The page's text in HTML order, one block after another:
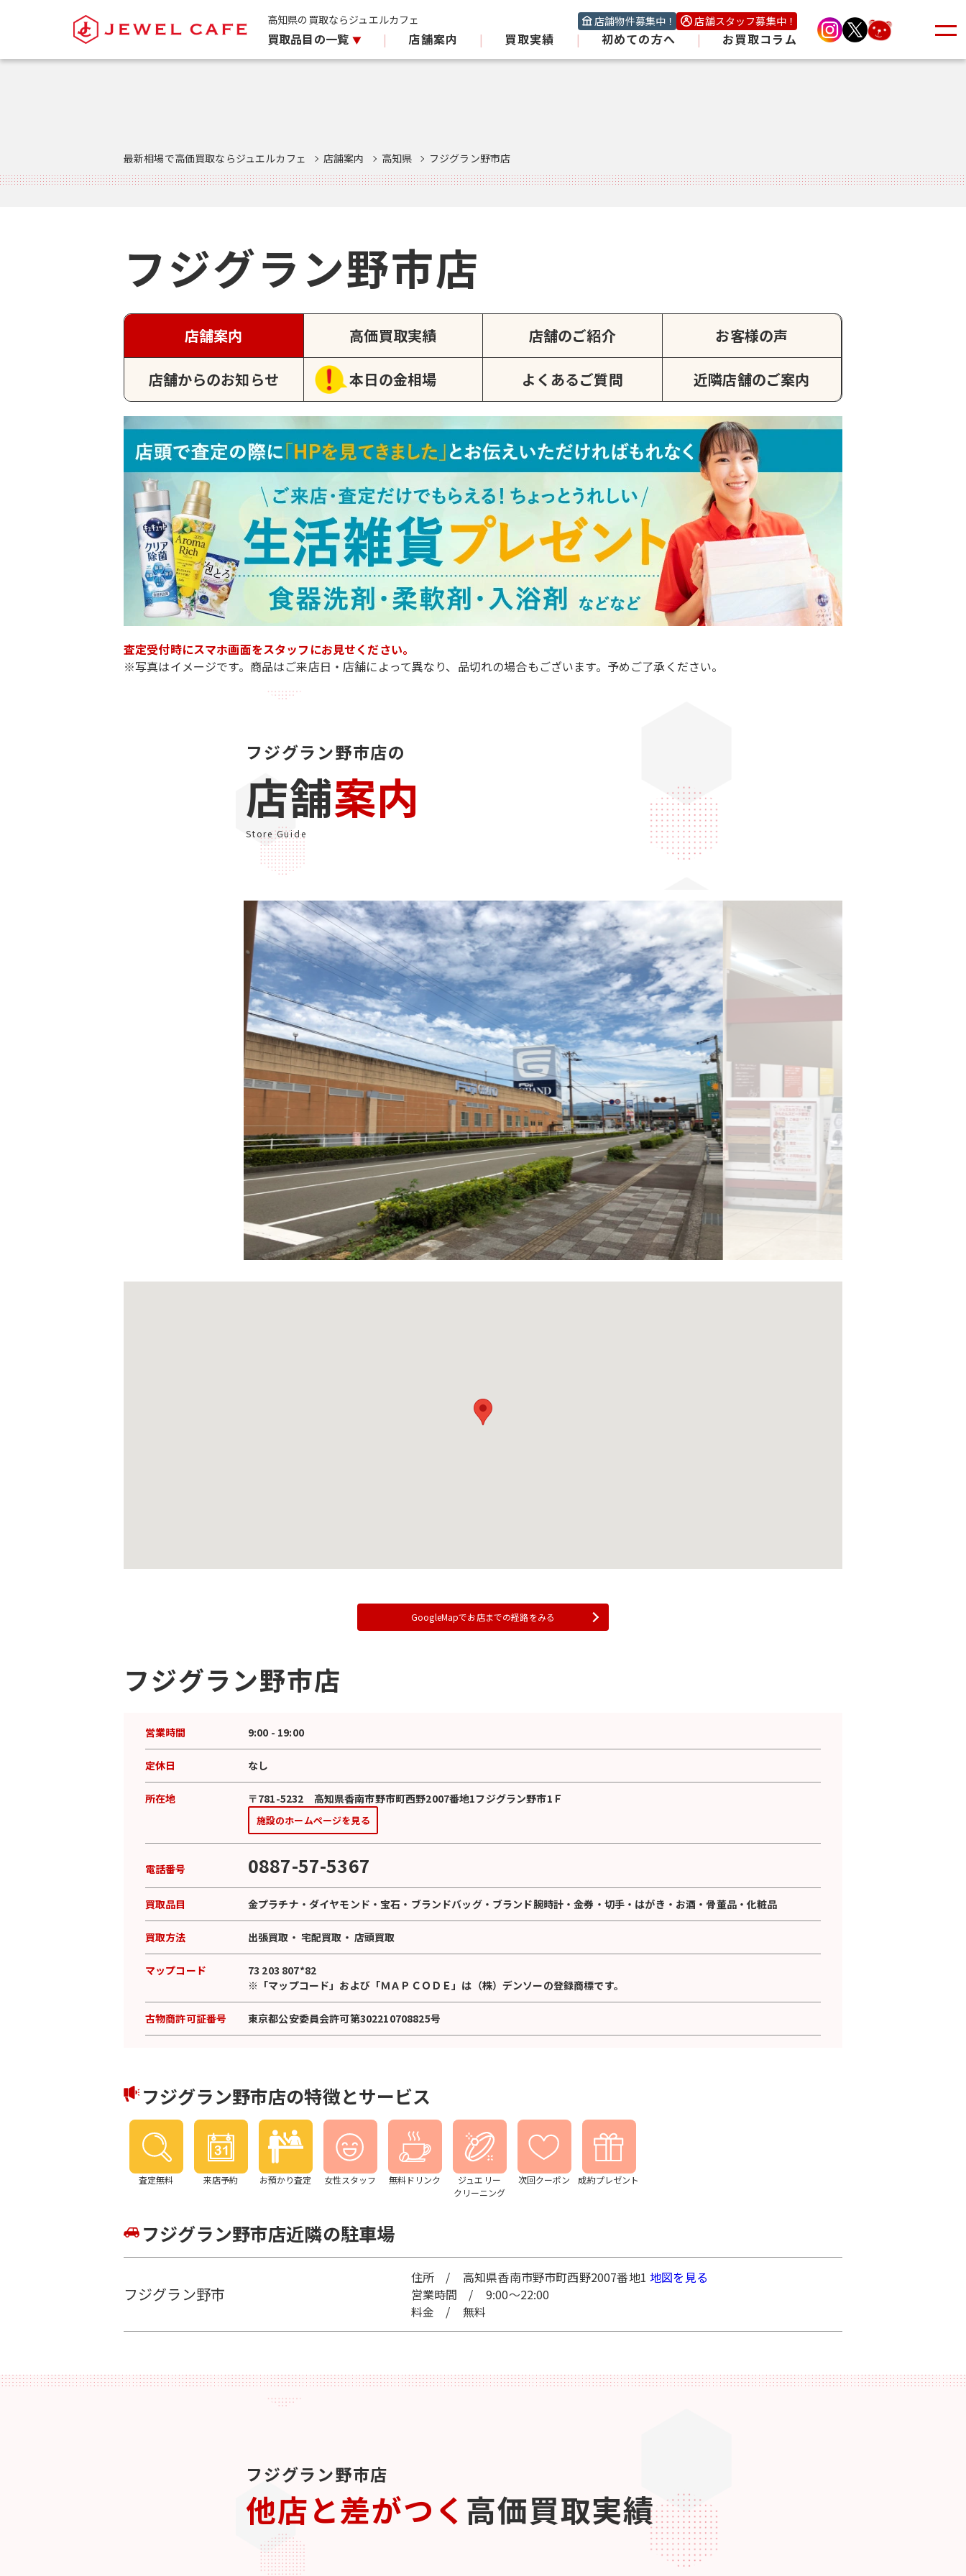
高知県の買取ならジュエルカフェ 店舗物件募集中！ 店舗スタッフ募集中！
買取品目の一覧 | 店舗案内 | 買取実績 | 初めての方へ | お買取コラム
最新相場で高価買取ならジュエルカフェ 店舗案内 高知県 フジグラン野市店
フジグラン野市店
店舗案内 高価買取実績 店舗のご紹介 お客様の声
店舗からのお知らせ 本日の金相場 よくあるご質問 近隣店舗のご案内
査定受付時にスマホ画面をスタッフにお見せください。
※写真はイメージです。商品はご来店日・店舗によって異なり、品切れの場合もございます。予めご了承ください。
フジグラン野市店の
店舗案内
Store Guide
GoogleMapでお店までの経路をみる
フジグラン野市店
営業時間 9:00 - 19:00
定休日 なし
所在地 〒781-5232 高知県香南市野市町西野2007番地1フジグラン野市1Ｆ
施設のホームページを見る
電話番号 0887-57-5367
買取品目 金プラチナ ・ ダイヤモンド ・ 宝石 ・ ブランドバッグ・ ブランド腕時計 ・金券 ・ 切手 ・ はがき ・ お酒 ・ 骨董品・化粧品
買取方法 出張買取 ・ 宅配買取 ・ 店頭買取
マップコード
73 203 807*82
※「マップコード」および「ＭＡＰＣＯＤＥ」は（株）デンソーの登録商標です。
古物商許可証番号 東京都公安委員会許可第302210708825号
フジグラン野市店の特徴とサービス
査定無料 来店予約 お預かり査定 女性スタッフ 無料ドリンク
ジュエリー
クリーニング
次回クーポン 成約プレゼント
フジグラン野市店近隣の駐車場
フジグラン野市
高知県香南市野市町西野2007番地1地図を見る
9:00～22:00
無料
フジグラン野市店
他店と差がつく 高価買取実績